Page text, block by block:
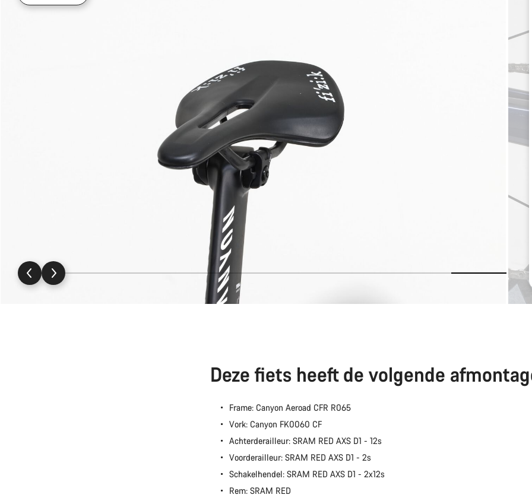
Deze fiets heeft de volgende
Frame: Canyon Aeroad CFR R065
Vork: Canyon FK0060 CF
Achterderailleur: SRAM RED AXS D1 - 12s
Voorderailleur: SRAM RED AXS D1 - 2s
Schakelhendel: SRAM RED AXS D1 - 2x12s
Rem: SRAM RED